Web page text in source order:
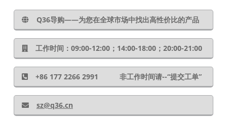
Q36导购——为您在全球市场中找出高性价比的产品
工作时间：09:00-12:00；14:00-18:00；20:00-21:00
+86 177 2266 2991 非工作时间请--“提交工单”
sz@q36.cn